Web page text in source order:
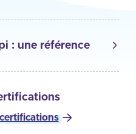
: une référence